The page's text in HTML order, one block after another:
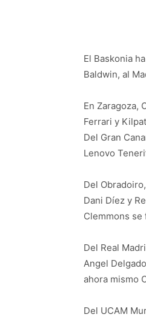
El Baskonia
Baldwin, al
En Zaragoza,
Ferrari y
Del Gran
Lenovo
Del
Dani Díez y
Clemmons
Del Real
Angel
ahora mismo
Del UCAM